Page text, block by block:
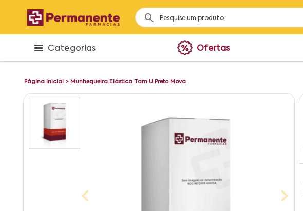
Categorias Ofertas
Página Inicial > Munhequeira Elástica Tam U Preto Mova